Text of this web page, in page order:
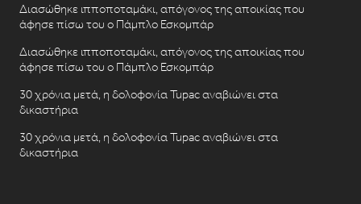
Διασώθηκε ιπποποταμάκι, απόγονος της αποικίας που
άφησε πίσω του ο Πάμπλο Εσκομπάρ
Διασώθηκε ιπποποταμάκι, απόγονος της αποικίας που
άφησε πίσω του ο Πάμπλο Εσκομπάρ
30 χρόνια μετά, η δολοφονία Tupac αναβιώνει στα
δικαστήρια
30 χρόνια μετά, η δολοφονία Tupac αναβιώνει στα
δικαστήρια